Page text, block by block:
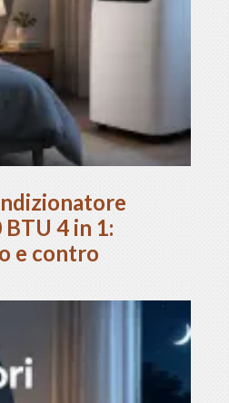
4 in 1:
e contro